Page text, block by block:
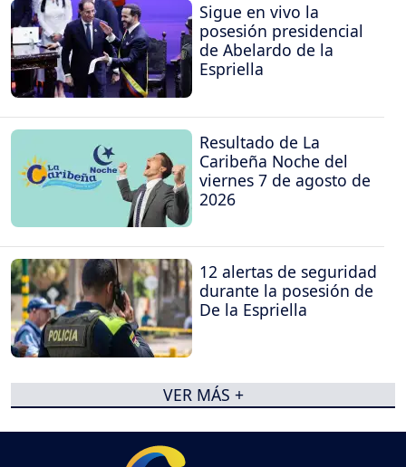
Sigue en vivo la
posesión presidencial
de Abelardo de la
Espriella
Resultado de La
Caribeña Noche del
viernes 7 de agosto de
2026
12 alertas de seguridad
durante la posesión de
De la Espriella
VER MÁS +